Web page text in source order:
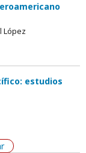
López
estudios